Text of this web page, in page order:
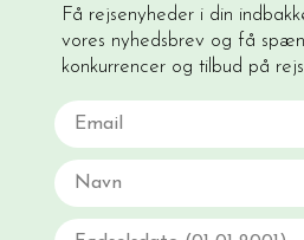
Få rejsenyheder i din
vores nyhedsbrev og få
konkurrencer og tilbud på
Email
Navn
Fødselsdato